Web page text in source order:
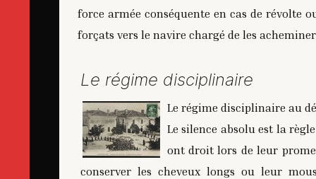
force armée conséquente en cas de révolte
forçats vers le navire chargé de les acheminer
Le régime disciplinaire
Le régime disciplinaire au
Le silence absolu est la
ont droit lors de leur
conserver les cheveux longs ou leur